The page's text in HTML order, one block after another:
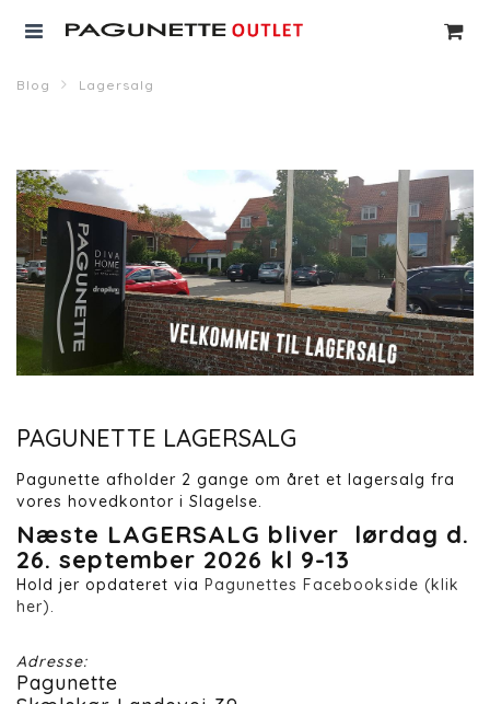
Blog Lagersalg
PAGUNETTE LAGERSALG
Pagunette afholder 2 gange om året et lagersalg fra
vores hovedkontor i Slagelse.
Næste LAGERSALG bliver lørdag d.
26. september 2026 kl 9-13
Hold jer opdateret via Pagunettes Facebookside (klik
her).
Adresse:
Pagunette